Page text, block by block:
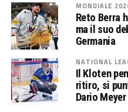
MONDIALE
Reto Berra
ma il suo
Germania
NATIONAL
Il Kloten
ritiro, si
Dario Meyer